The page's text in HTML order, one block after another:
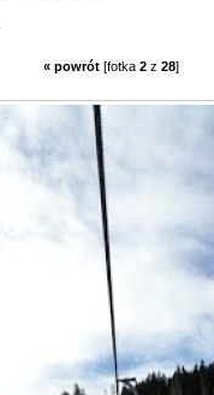
« powrót [fotka 2 z 28]